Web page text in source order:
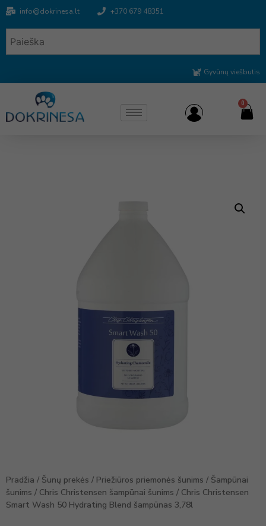
info@dokrinesa.lt +370 679 48351
Gyvūnų viešbutis
0
Pradžia / Šunų prekės / Priežiūros priemonės šunims / Šampūnai
šunims / Chris Christensen šampūnai šunims / Chris Christensen
Smart Wash 50 Hydrating Blend šampūnas 3,78l